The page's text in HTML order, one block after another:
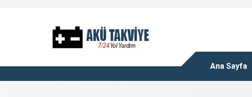
Ana Sayfa